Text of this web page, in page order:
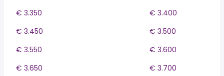
€ 3.350
€ 3.400
€ 3.450
€ 3.500
€ 3.550
€ 3.600
€ 3.650
€ 3.700